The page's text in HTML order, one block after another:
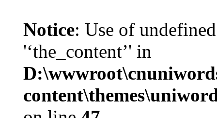
Notice: Use of
'‘the_content’' in